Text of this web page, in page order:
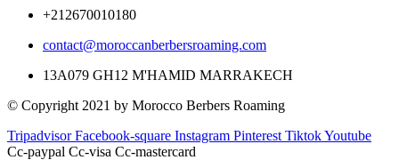
+212670010180
contact@moroccanberbersroaming.com
13A079 GH12 M'HAMID MARRAKECH
© Copyright 2021 by Morocco Berbers Roaming
Tripadvisor Facebook-square Instagram Pinterest TiktokYoutube
Cc-paypal Cc-visa Cc-mastercard